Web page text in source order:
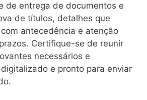
de entrega de documentos e
de títulos, detalhes que
antecedência e atenção
Certifique-se de reunir
necessários e
e pronto para enviar